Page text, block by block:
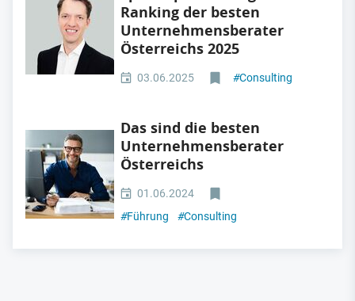
Ranking der besten
Unternehmensberater
Österreichs 2025
03.06.2025 #Consulting
Das sind die besten
Unternehmensberater
Österreichs
01.06.2024
#Führung #Consulting